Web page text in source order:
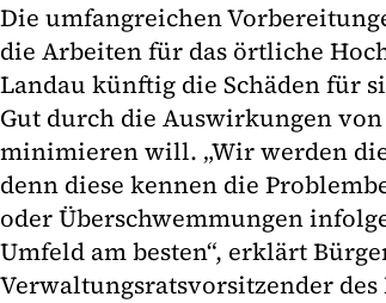
Die umfangreichen
die Arbeiten für das örtliche
Landau künftig die Schäden für
Gut durch die Auswirkungen
minimieren will. „Wir werden
denn diese kennen die
oder Überschwemmungen
Umfeld am besten“, erklärt
Verwaltungsratsvorsitzender